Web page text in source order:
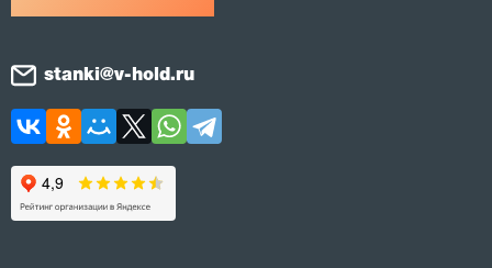
stanki@v-hold.ru